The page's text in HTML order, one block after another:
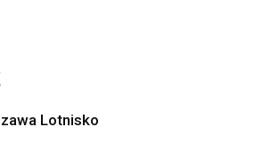
Lotnisko